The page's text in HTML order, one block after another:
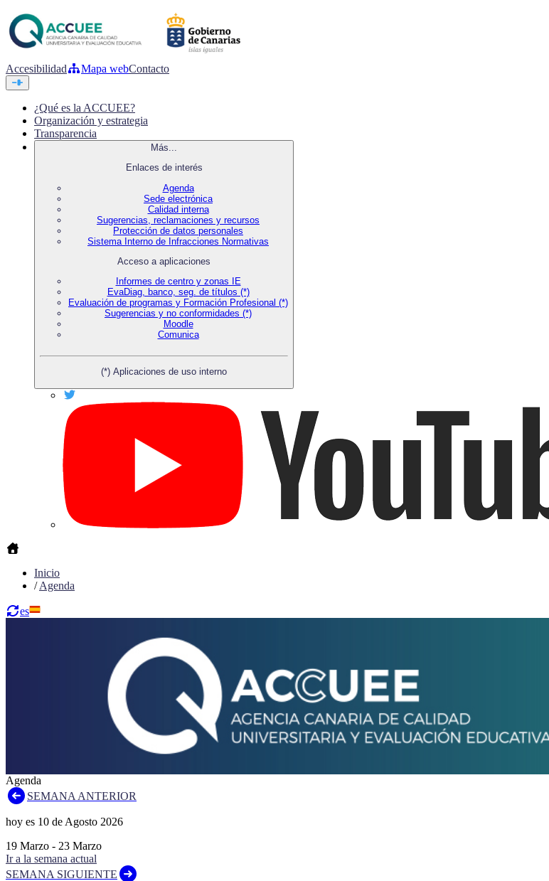
Accesibilidad Mapa webContacto
¿Qué es la ACCUEE?
Organización y estrategia
Transparencia
Más...
Enlaces de interés
Agenda
Sede electrónica
Calidad interna
Sugerencias, reclamaciones y recursos
Protección de datos personales
Sistema Interno de Infracciones Normativas
Acceso a aplicaciones
Informes de centro y zonas IE
EvaDiag, banco, seg. de títulos (*)
Evaluación de programas y Formación Profesional (*)
Sugerencias y no conformidades (*)
Moodle
Comunica
(*) Aplicaciones de uso interno
Inicio
/Agenda
es
Agenda
SEMANA ANTERIOR
hoy es 10 de Agosto 2026
19 Marzo - 23 Marzo
Ir a la semana actual
SEMANA SIGUIENTE